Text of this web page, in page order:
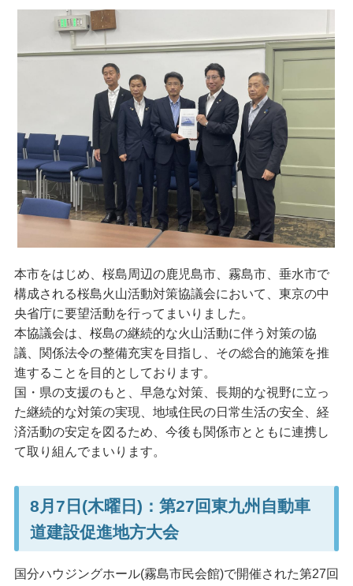
本市をはじめ、桜島周辺の鹿児島市、霧島市、垂水市で
構成される桜島火山活動対策協議会において、東京の中
央省庁に要望活動を行ってまいりました。
本協議会は、桜島の継続的な火山活動に伴う対策の協
議、関係法令の整備充実を目指し、その総合的施策を推
進することを目的としております。
国・県の支援のもと、早急な対策、長期的な視野に立っ
た継続的な対策の実現、地域住民の日常生活の安全、経
済活動の安定を図るため、今後も関係市とともに連携し
て取り組んでまいります。
8月7日(木曜日)：第27回東九州自動車
道建設促進地方大会
国分ハウジングホール(霧島市民会館)で開催された第27回